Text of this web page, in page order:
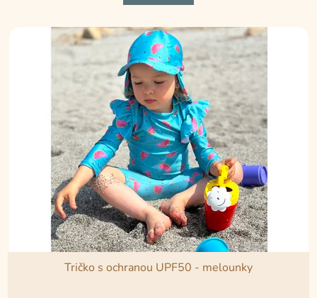
z
5
hvězdiček.
Tričko s ochranou UPF50 - melounky